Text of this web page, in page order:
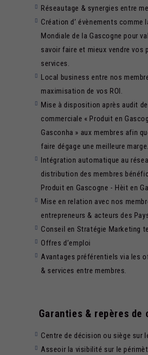
Réseautage & synergies entre
Création d’ évènements comme
Mondiale de la Gascogne pour
savoir faire et mieux vendre vos
services.
Local business entre nos
maximisation de vos ROI.
Mise à disposition après audit
commerciale « Produit en
Gasconha » aux membres afin
faire dégage une meilleure marge.
Intégration automatique au
distribution des membres
Produit en Gascogne - Hèit en
Mise en relation avec nos
entrepreneurs & acteurs des
Conseil en Stratégie Marketing
Offres d’emploi
Avantages préférentiels via les
& services entre membres.
Garanties & repères de
Centre de décision ou siège sur
Asseoir la visibilité sur le